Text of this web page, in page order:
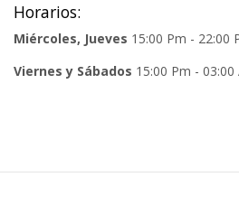
Horarios:
Miércoles, Jueves 15:00 Pm - 22:00
Viernes y Sábados 15:00 Pm - 03:00